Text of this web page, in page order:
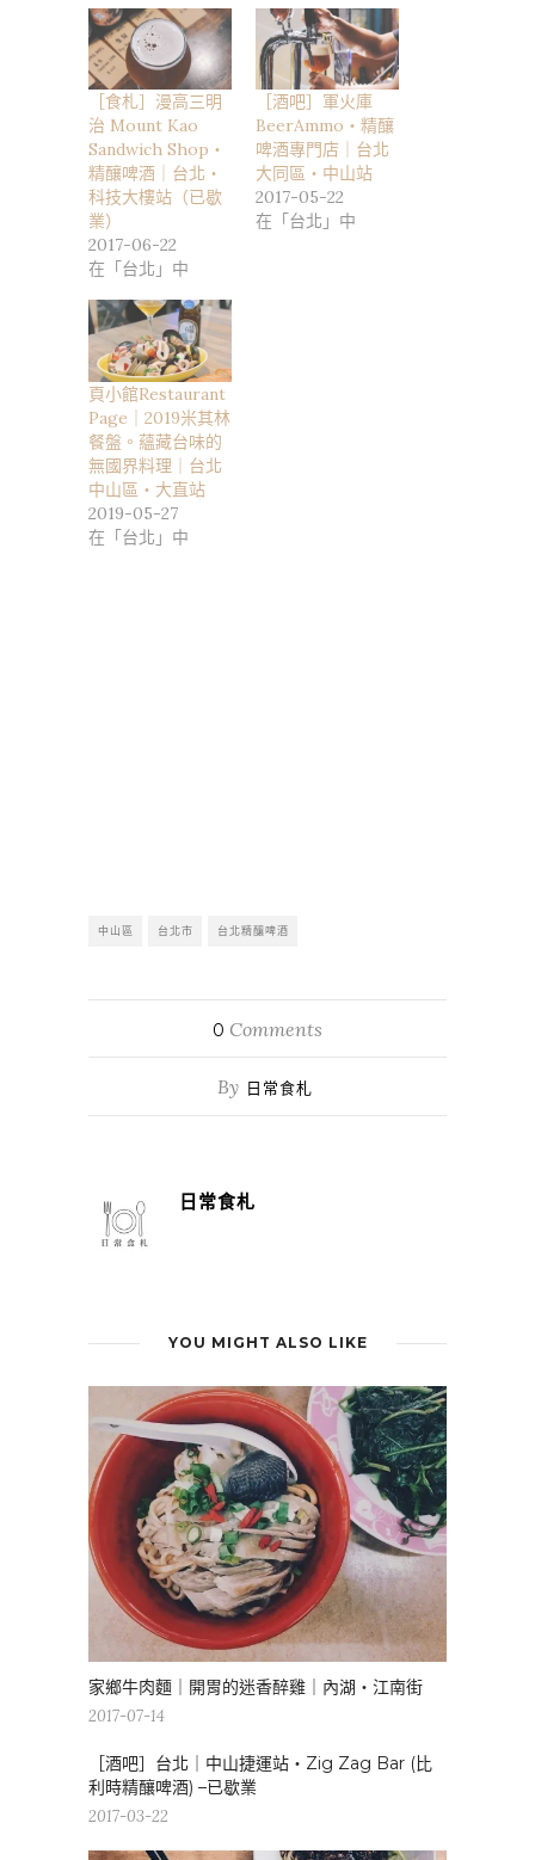
［食札］漫高三明
治 Mount Kao
Sandwich Shop・
精釀啤酒｜台北・
科技大樓站（已歇
業）
2017-06-22
在「台北」中
［酒吧］軍火庫
BeerAmmo・精釀
啤酒專門店｜台北
大同區・中山站
2017-05-22
在「台北」中
頁小館Restaurant
Page｜2019米其林
餐盤。蘊藏台味的
無國界料理｜台北
中山區・大直站
2019-05-27
在「台北」中
中山區 台北市 台北精釀啤酒
0 Comments
By 日常食札
日常食札
YOU MIGHT ALSO LIKE
家鄉牛肉麵｜開胃的迷香醉雞｜內湖・江南街
2017-07-14
［酒吧］台北｜中山捷運站・Zig Zag Bar (比
利時精釀啤酒) –已歇業
2017-03-22